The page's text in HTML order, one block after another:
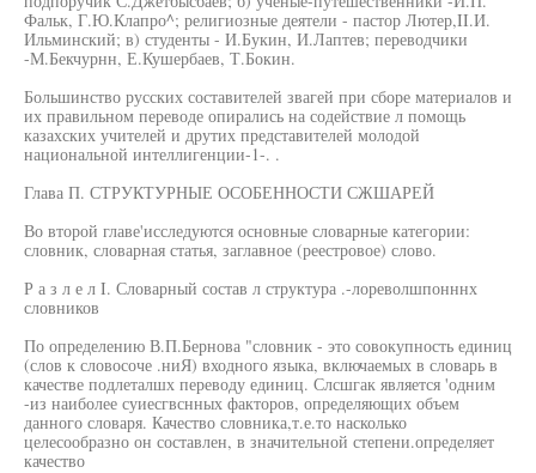
Фальк, Г.Ю.Клапро^; религиозные деятели - пастор Лютер,II.И.
Ильминский; в) студенты - И.Букин, И.Лаптев; переводчики
-М.Бекчурнн, Е.Кушербаев, Т.Бокин.
Большинство русских составителей звагей при сборе материалов и
их правильном переводе опирались на содействие л помощь
казахских учителей и друтих представителей молодой
национальной интеллигенции-1-. .
Глава П. СТРУКТУРНЫЕ ОСОБЕННОСТИ СЖШАРЕЙ
Во второй главе'исследуются основные словарные категории:
словник, словарная статья, заглавное (реестровое) слово.
Р а з л е л I. Словарный состав л структура .-лореволшпонннх
словников
По определению В.П.Бернова "словник - это совокупность единиц
(слов к словосоче .ниЯ) входного языка, включаемых в словарь в
качестве подлеталшх переводу единиц. Слсшгак является 'одним
-из наиболее суиесгвснных факторов, определяющих объем
данного словаря. Качество словника,т.е.то насколько
целесообразно он составлен, в значительной степени.определяет
качество